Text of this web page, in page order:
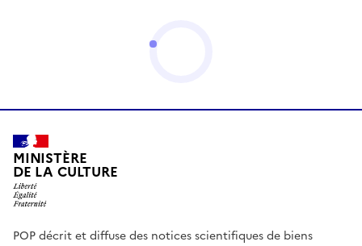
MINISTÈRE
DE LA CULTURE
POP décrit et diffuse des notices scientifiques de biens